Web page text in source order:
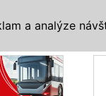
a analýze